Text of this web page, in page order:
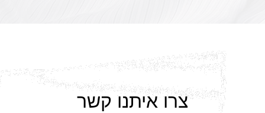
צרו איתנו קשר